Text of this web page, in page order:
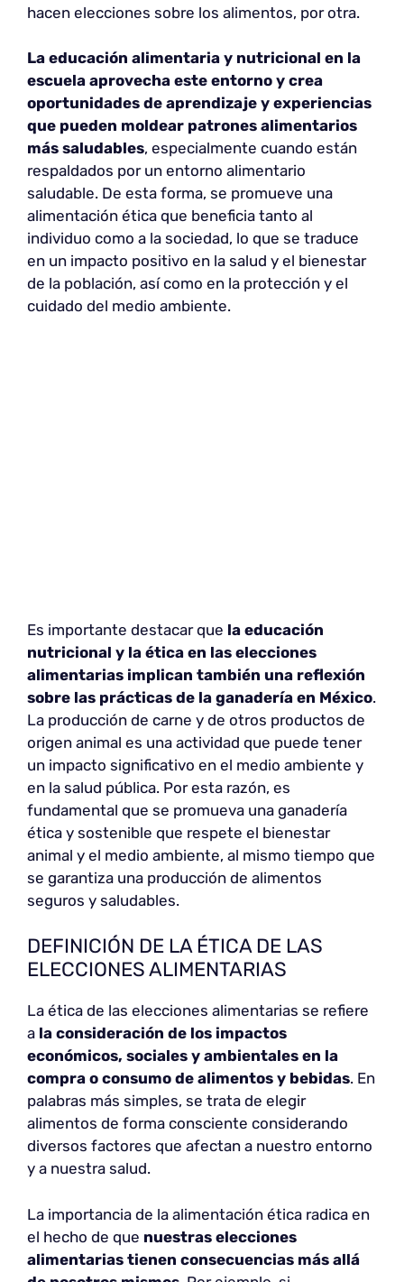
hacen elecciones sobre los alimentos, por otra.
La educación alimentaria y nutricional en la
escuela aprovecha este entorno y crea
oportunidades de aprendizaje y experiencias
que pueden moldear patrones alimentarios
más saludables, especialmente cuando están
respaldados por un entorno alimentario
saludable. De esta forma, se promueve una
alimentación ética que beneficia tanto al
individuo como a la sociedad, lo que se traduce
en un impacto positivo en la salud y el bienestar
de la población, así como en la protección y el
cuidado del medio ambiente.
Es importante destacar que la educación
nutricional y la ética en las elecciones
alimentarias implican también una reflexión
sobre las prácticas de la ganadería en México.
La producción de carne y de otros productos de
origen animal es una actividad que puede tener
un impacto significativo en el medio ambiente y
en la salud pública. Por esta razón, es
fundamental que se promueva una ganadería
ética y sostenible que respete el bienestar
animal y el medio ambiente, al mismo tiempo que
se garantiza una producción de alimentos
seguros y saludables.
DEFINICIÓN DE LA ÉTICA DE LAS
ELECCIONES ALIMENTARIAS
La ética de las elecciones alimentarias se refiere
a la consideración de los impactos
económicos, sociales y ambientales en la
compra o consumo de alimentos y bebidas. En
palabras más simples, se trata de elegir
alimentos de forma consciente considerando
diversos factores que afectan a nuestro entorno
y a nuestra salud.
La importancia de la alimentación ética radica en
el hecho de que nuestras elecciones
alimentarias tienen consecuencias más allá